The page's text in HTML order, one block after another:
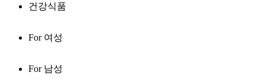
건강식품
For 여성
For 남성